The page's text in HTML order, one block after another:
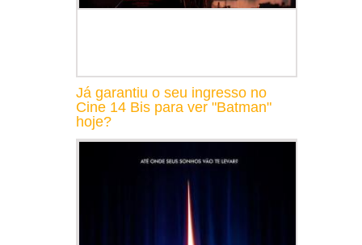
Já garantiu o seu ingresso no
Cine 14 Bis para ver "Batman"
hoje?